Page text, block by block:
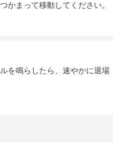
かまって移動してください。
を鳴らしたら、速やかに退場